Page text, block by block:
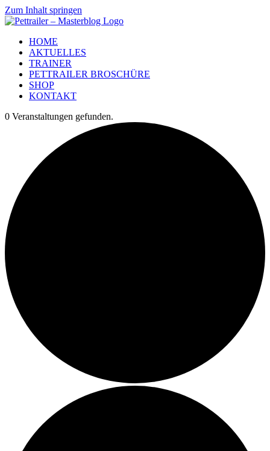
Zum Inhalt springen
HOME
AKTUELLES
TRAINER
PETTRAILER BROSCHÜRE
SHOP
KONTAKT
0 Veranstaltungen gefunden.